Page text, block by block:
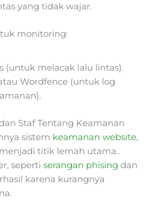
yang tidak wajar.
monitoring:
(untuk melacak lalu lintas).
Wordfence (untuk log
Staf Tentang Keamanan
sistem keamanan website,
titik lemah utama..
seperti serangan phising dan
karena kurangnya